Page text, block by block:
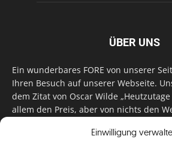
Einwilligung
ÜBER UNS
Ein wunderbares FORE von unserer
Ihren Besuch auf unserer Webseite.
dem Zitat von Oscar Wilde
allem den Preis, aber von nichts den
für Monat unser Bestes, um Sie mit